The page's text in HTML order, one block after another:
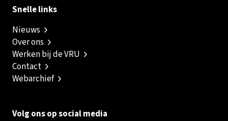
Snelle links
Nieuws
Over ons
Werken bij de VRU
Contact
Webarchief
Volg ons op social media